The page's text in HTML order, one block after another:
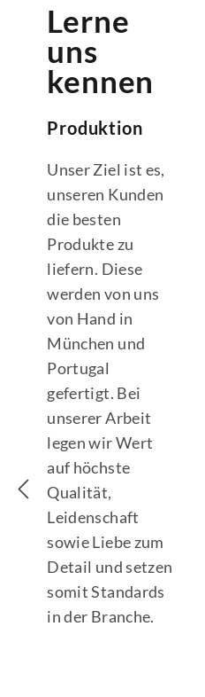
Lerne
uns
kennen
Produktion
Unser Ziel ist es,
unseren Kunden
die besten
Produkte zu
liefern. Diese
werden von uns
von Hand in
München und
Portugal
gefertigt. Bei
unserer Arbeit
legen wir Wert
auf höchste
Qualität,
Leidenschaft
sowie Liebe zum
Detail und setzen
somit Standards
in der Branche.